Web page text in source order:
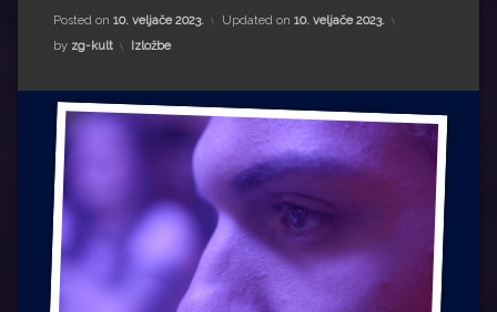
Drugi autori
Drugi autori
Matea Andrić
Ljiljana Lekanić-Kljaić
Željko Krznarić
Mario Lovreković
Posted on 10. veljače 2023. Updated on 10. veljače 2023.
by zg-kult Kategorije:
Izložbe